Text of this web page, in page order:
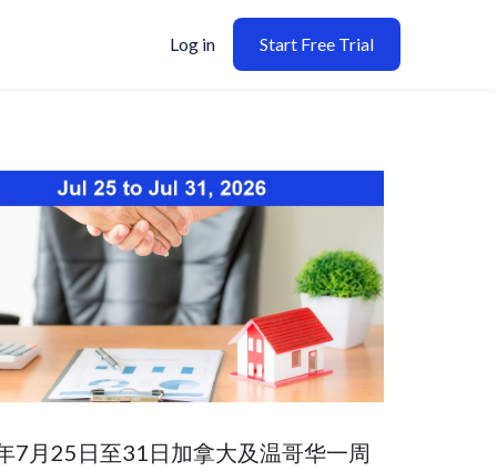
Log in Start Free Trial
7月25日至31日加拿大及温哥华一周